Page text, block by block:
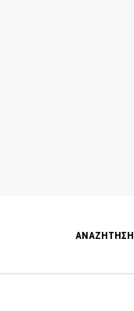
ΑΝΑΖΗΤΗΣΗ